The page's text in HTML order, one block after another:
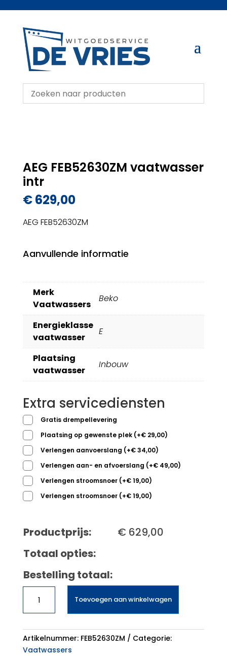
AEG FEB52630ZM vaatwasser
intr
€629,00
AEG FEB52630ZM
Aanvullende informatie
Merk
Vaatwassers
Beko
Energieklasse
vaatwasser
E
Plaatsing
vaatwasser
Inbouw
Extra servicediensten
Gratis drempellevering
Plaatsing op gewenste plek (+€29,00)
Verlengen aanvoerslang (+€34,00)
Verlengen aan- en afvoerslang (+€49,00)
Verlengen stroomsnoer (+€19,00)
Verlengen stroomsnoer (+€19,00)
Productprijs: €629,00
Totaal opties:
Bestelling totaal:
FEB52630ZM
vaatwasser
intr
aantal
Toevoegen aan winkelwagen
Artikelnummer: FEB52630ZM
Categorie:
Vaatwassers